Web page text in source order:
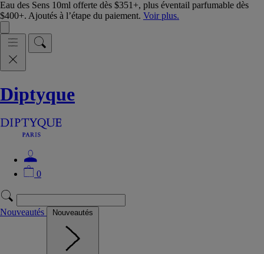
Eau des Sens 10ml offerte dès $351+, plus éventail parfumable dès
$400+. Ajoutés à l’étape du paiement. Voir plus.
Diptyque
0
Nouveautés Nouveautés